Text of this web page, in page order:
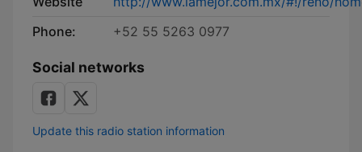
Phone:
+52 55 5263 0977
Social networks
Update this radio station information